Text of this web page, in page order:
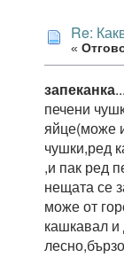
Re:
«
запеканка
печени
яйце(може
чушки,ред
,и пак ред
нещата се
може от
кашкавал и